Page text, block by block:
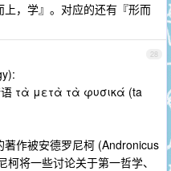
，学』。对应的还有『形而
28
语 τὰ μετὰ τὰ φυσικά (ta
作被安德罗尼柯 (Andronicus
将一些讨论关于第一哲学、